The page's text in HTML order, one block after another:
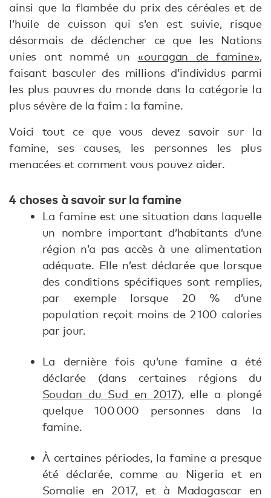
ainsi que la flambée du prix des céréales et de
l’huile de cuisson qui s’en est suivie, risque
désormais de déclencher ce que les Nations
unies ont nommé un « ouragan de famine »,
faisant basculer des millions d’individus parmi
les plus pauvres du monde dans la catégorie la
plus sévère de la faim : la famine.
Voici tout ce que vous devez savoir sur la
famine, ses causes, les personnes les plus
menacées et comment vous pouvez aider.
4 choses à savoir sur la famine
La famine est une situation dans laquelle
un nombre important d’habitants d’une
région n’a pas accès à une alimentation
adéquate. Elle n’est déclarée que lorsque
des conditions spécifiques sont remplies,
par exemple lorsque 20 % d’une
population reçoit moins de 2 100 calories
par jour.
La dernière fois qu’une famine a été
déclarée (dans certaines régions du
Soudan du Sud en 2017), elle a plongé
quelque 100 000 personnes dans la
famine.
À certaines périodes, la famine a presque
été déclarée, comme au Nigeria et en
Somalie en 2017, et à Madagascar en